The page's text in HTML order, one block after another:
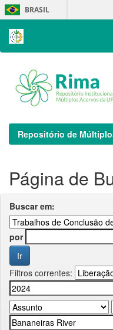
Skip
navigation
BRASIL
Repositório de
Página de
Buscar em:
por
Filtros correntes: